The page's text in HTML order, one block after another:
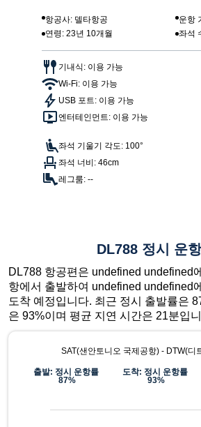
항공사: 델타항공
운항
연령: 23년 10개월
좌석
기내식: 이용 가능
Wi-Fi: 이용 가능
USB 포트: 이용 가능
엔터테인먼트: 이용 가능
좌석 기울기 각도: 100°
좌석 너비: 46cm
레그룸: --
DL788 정시 운
DL788 항공편은 undefined undefined
항에서 출발하여 undefined undefined
도착 예정입니다. 최근 정시 출발률은
은 93%이며 평균 지연 시간은 21분입
SAT(샌안토니오 국제공항) - DTW(디
출발: 정시 운항률
87%
도착: 정시 운항률
93%